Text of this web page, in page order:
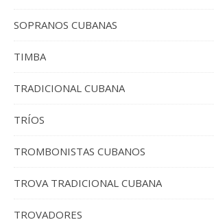
SOPRANOS CUBANAS
TIMBA
TRADICIONAL CUBANA
TRÍOS
TROMBONISTAS CUBANOS
TROVA TRADICIONAL CUBANA
TROVADORES